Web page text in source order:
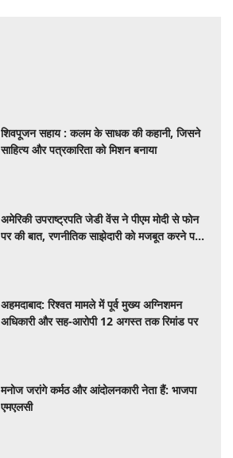
शिवपूजन सहाय : कलम के साधक की कहानी, जिसने
साहित्य और पत्रकारिता को मिशन बनाया
अमेरिकी उपराष्ट्रपति जेडी वेंस ने पीएम मोदी से फोन
पर की बात, रणनीतिक साझेदारी को मजबूत करने पर
अहमदाबाद: रिश्वत मामले में पूर्व मुख्य अग्निशमन
अधिकारी और सह-आरोपी 12 अगस्त तक रिमांड पर
मनोज जरांगे कर्मठ और आंदोलनकारी नेता हैं: भाजपा
एमएलसी